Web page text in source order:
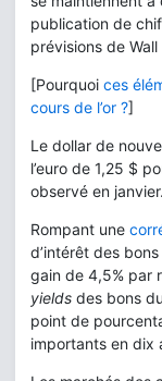
publication de
prévisions de
[Pourquoi ces
cours de l’or ?]
Le dollar de
l’euro de 1,25 $
observé en janvier.
Rompant une
d’intérêt des
gain de 4,5% par
yields des bons
point de
importants en dix